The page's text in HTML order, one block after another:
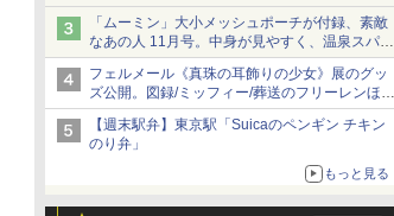
ねっと限定
「ムーミン」大小メッシュポーチが付録、素敵
なあの人 11月号。中身が見やすく、温泉スパに
も使える
フェルメール《真珠の耳飾りの少女》展のグッ
ズ公開。図録/ミッフィー/葬送のフリーレンほ
か、注目ブランドコラボが実現
【週末駅弁】東京駅「Suicaのペンギン チキン
のり弁」
もっと見る